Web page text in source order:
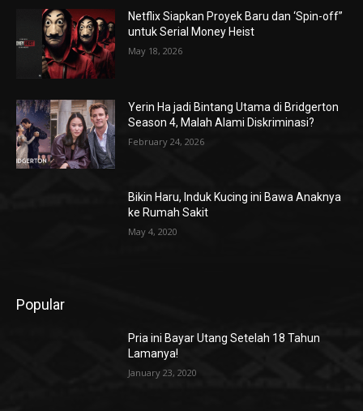
Netflix Siapkan Proyek Baru dan ‘Spin-off”
untuk Serial Money Heist
May 18, 2026
Yerin Ha jadi Bintang Utama di Bridgerton
Season 4, Malah Alami Diskriminasi?
February 24, 2026
Bikin Haru, Induk Kucing ini Bawa Anaknya
ke Rumah Sakit
May 4, 2020
Popular
Pria ini Bayar Utang Setelah 18 Tahun
Lamanya!
January 23, 2020